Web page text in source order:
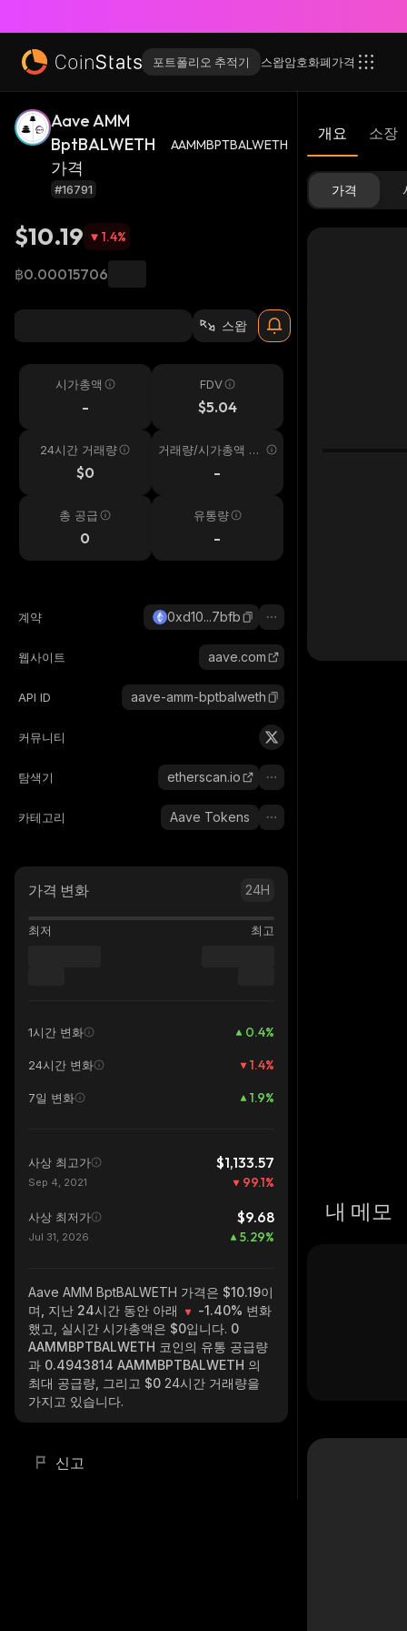
포트폴리오 추적기 스왑암호화폐가격
Aave AMM
BptBALWETH
가격
AAMMBPTBALWETH
#16791
$10.19 1.4%
฿0.00015706
스왑
시가총액
-
FDV
$5.04
24시간 거래량
$0
거래량/시가총액 24
-
총 공급
0
유통량
-
계약 0xd10...7bfb
웹사이트 aave.com
API ID aave-amm-bptbalweth
커뮤니티
탐색기 etherscan.io
카테고리 Aave Tokens
가격 변화 24H
최저 최고
1시간 변화 0.4%
24시간 변화 1.4%
7일 변화 1.9%
사상 최고가 $1,133.57
Sep 4, 2021 99.1%
사상 최저가 $9.68
Jul 31, 2026 5.29%
Aave AMM BptBALWETH 가격은 $10.19이
며, 지난 24시간 동안 아래
-1.40% 변화
했고, 실시간 시가총액은 $0입니다. 0
AAMMBPTBALWETH 코인의 유통 공급량
과 0.4943814 AAMMBPTBALWETH 의
최대 공급량, 그리고 $0 24시간 거래량을
가지고 있습니다.
신고
개요 소장
가격
내 메모